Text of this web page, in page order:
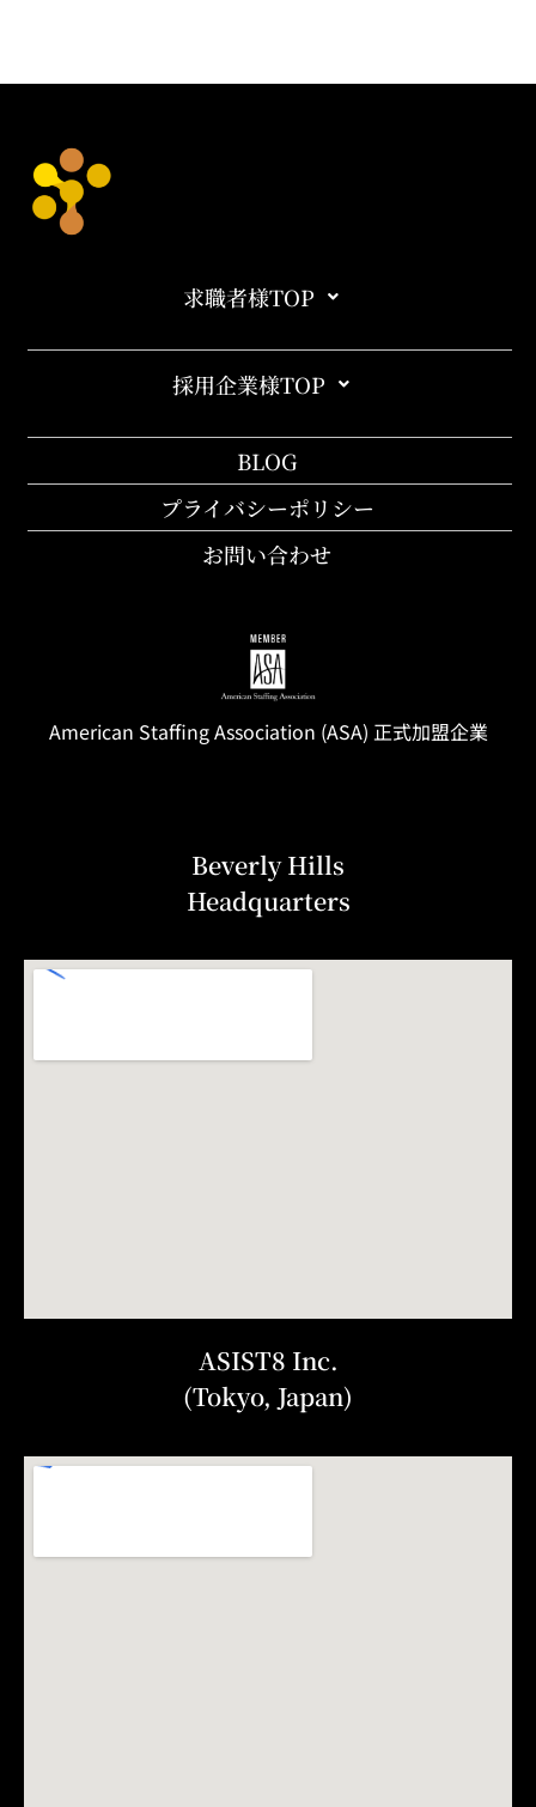
求職者様TOP
採用企業様TOP
BLOG
プライバシーポリシー
お問い合わせ
American StaffingAssociation (ASA) 正式加盟企業
Beverly Hills
Headquarters
ASIST8 Inc.
(Tokyo, Japan)